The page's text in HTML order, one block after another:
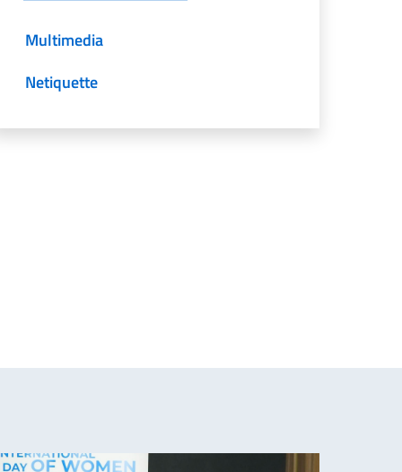
Multimedia
Netiquette